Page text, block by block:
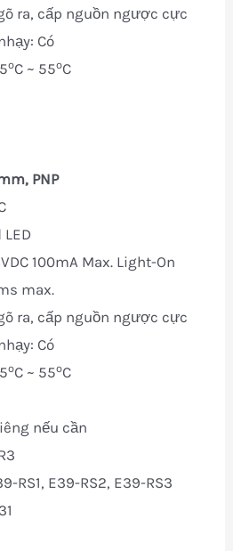
ra, cấp nguồn ngược cực
Có
oC ~ 55oC
PNP
100mA Max. Light-On
max.
ra, cấp nguồn ngược cực
Có
oC ~ 55oC
nếu cần
RS1, E39-RS2, E39-RS3